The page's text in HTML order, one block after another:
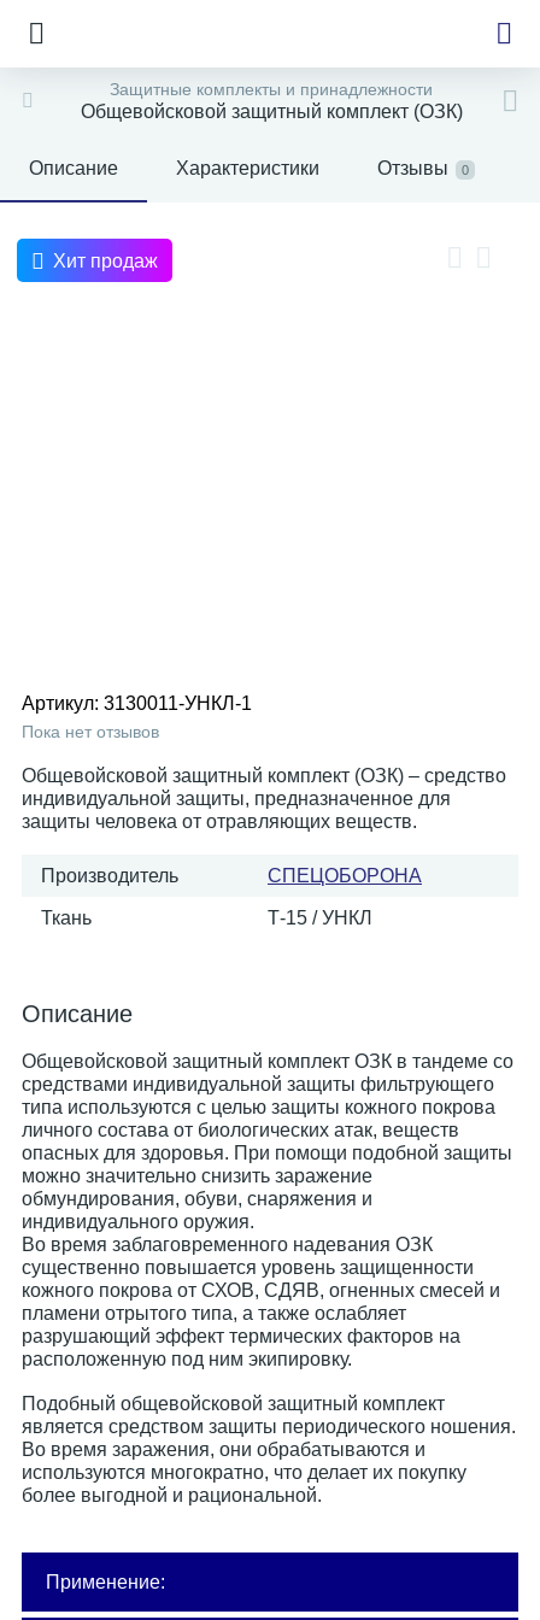
Защитные комплекты и принадлежности
Общевойсковой защитный комплект (ОЗК)
Описание Характеристики Отзывы 0
Хит продаж
Артикул: 3130011-УНКЛ-1
Пока нет отзывов
Общевойсковой защитный комплект (ОЗК) – средство
индивидуальной защиты, предназначенное для
защиты человека от отравляющих веществ.
Производитель СПЕЦОБОРОНА
Ткань Т-15 / УНКЛ
Описание
Общевойсковой защитный комплект ОЗК в тандеме со
средствами индивидуальной защиты фильтрующего
типа используются с целью защиты кожного покрова
личного состава от биологических атак, веществ
опасных для здоровья. При помощи подобной защиты
можно значительно снизить заражение
обмундирования, обуви, снаряжения и
индивидуального оружия.
Во время заблаговременного надевания ОЗК
существенно повышается уровень защищенности
кожного покрова от СХОВ, СДЯВ, огненных смесей и
пламени отрытого типа, а также ослабляет
разрушающий эффект термических факторов на
расположенную под ним экипировку.
Подобный общевойсковой защитный комплект
является средством защиты периодического ношения.
Во время заражения, они обрабатываются и
используются многократно, что делает их покупку
более выгодной и рациональной.
Применение: